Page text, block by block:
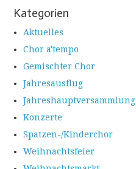
Kategorien
Aktuelles
Chor a'tempo
Gemischter Chor
Jahresausflug
Jahreshauptversammlung
Konzerte
Spatzen-/Kinderchor
Weihnachtsfeier